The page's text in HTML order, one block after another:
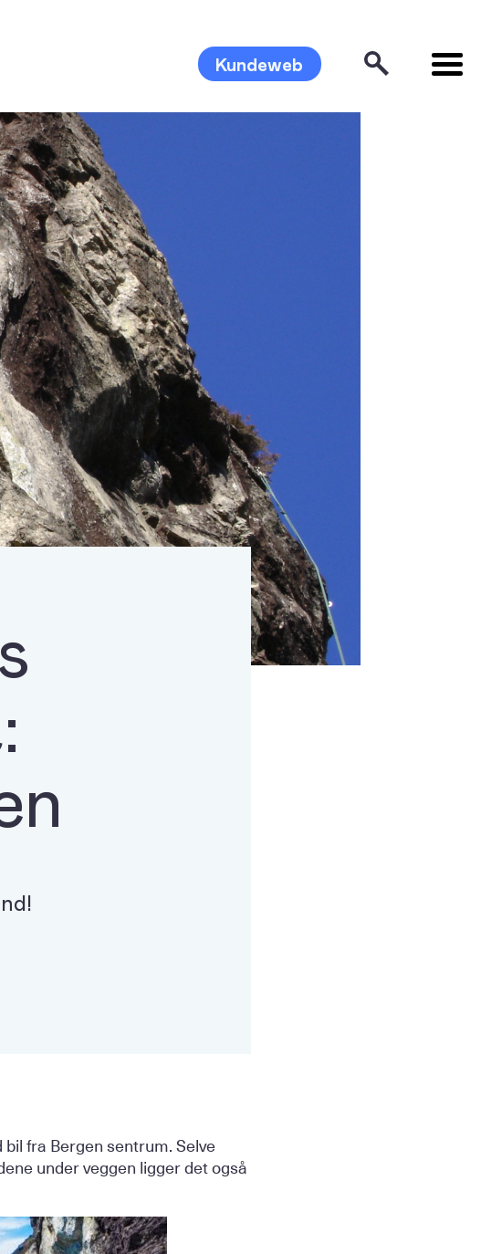
Kundeweb
fra Bergen sentrum. Selve
under veggen ligger det også